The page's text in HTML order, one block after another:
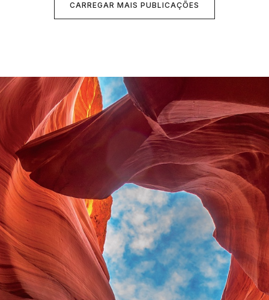
CARREGAR MAIS PUBLICAÇÕES